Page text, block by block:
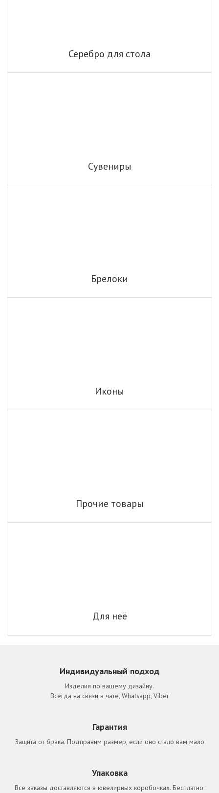
Серебро для стола
Сувениры
Брелоки
Иконы
Прочие товары
Для неё
Индивидуальный подход
Изделия по вашему дизайну.
Всегда на связи в чате, Whatsapp, Viber
Гарантия
Защита от брака. Подправим размер, если оно стало вам мало
Упаковка
Все заказы доставляются в ювелирных коробочках. Бесплатно.